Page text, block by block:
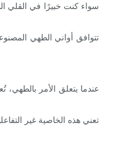
سواء كنت خبيرًا في القلي
تتوافق أواني الطهي
عندما يتعلق الأمر
تعني هذه الخاصية غير